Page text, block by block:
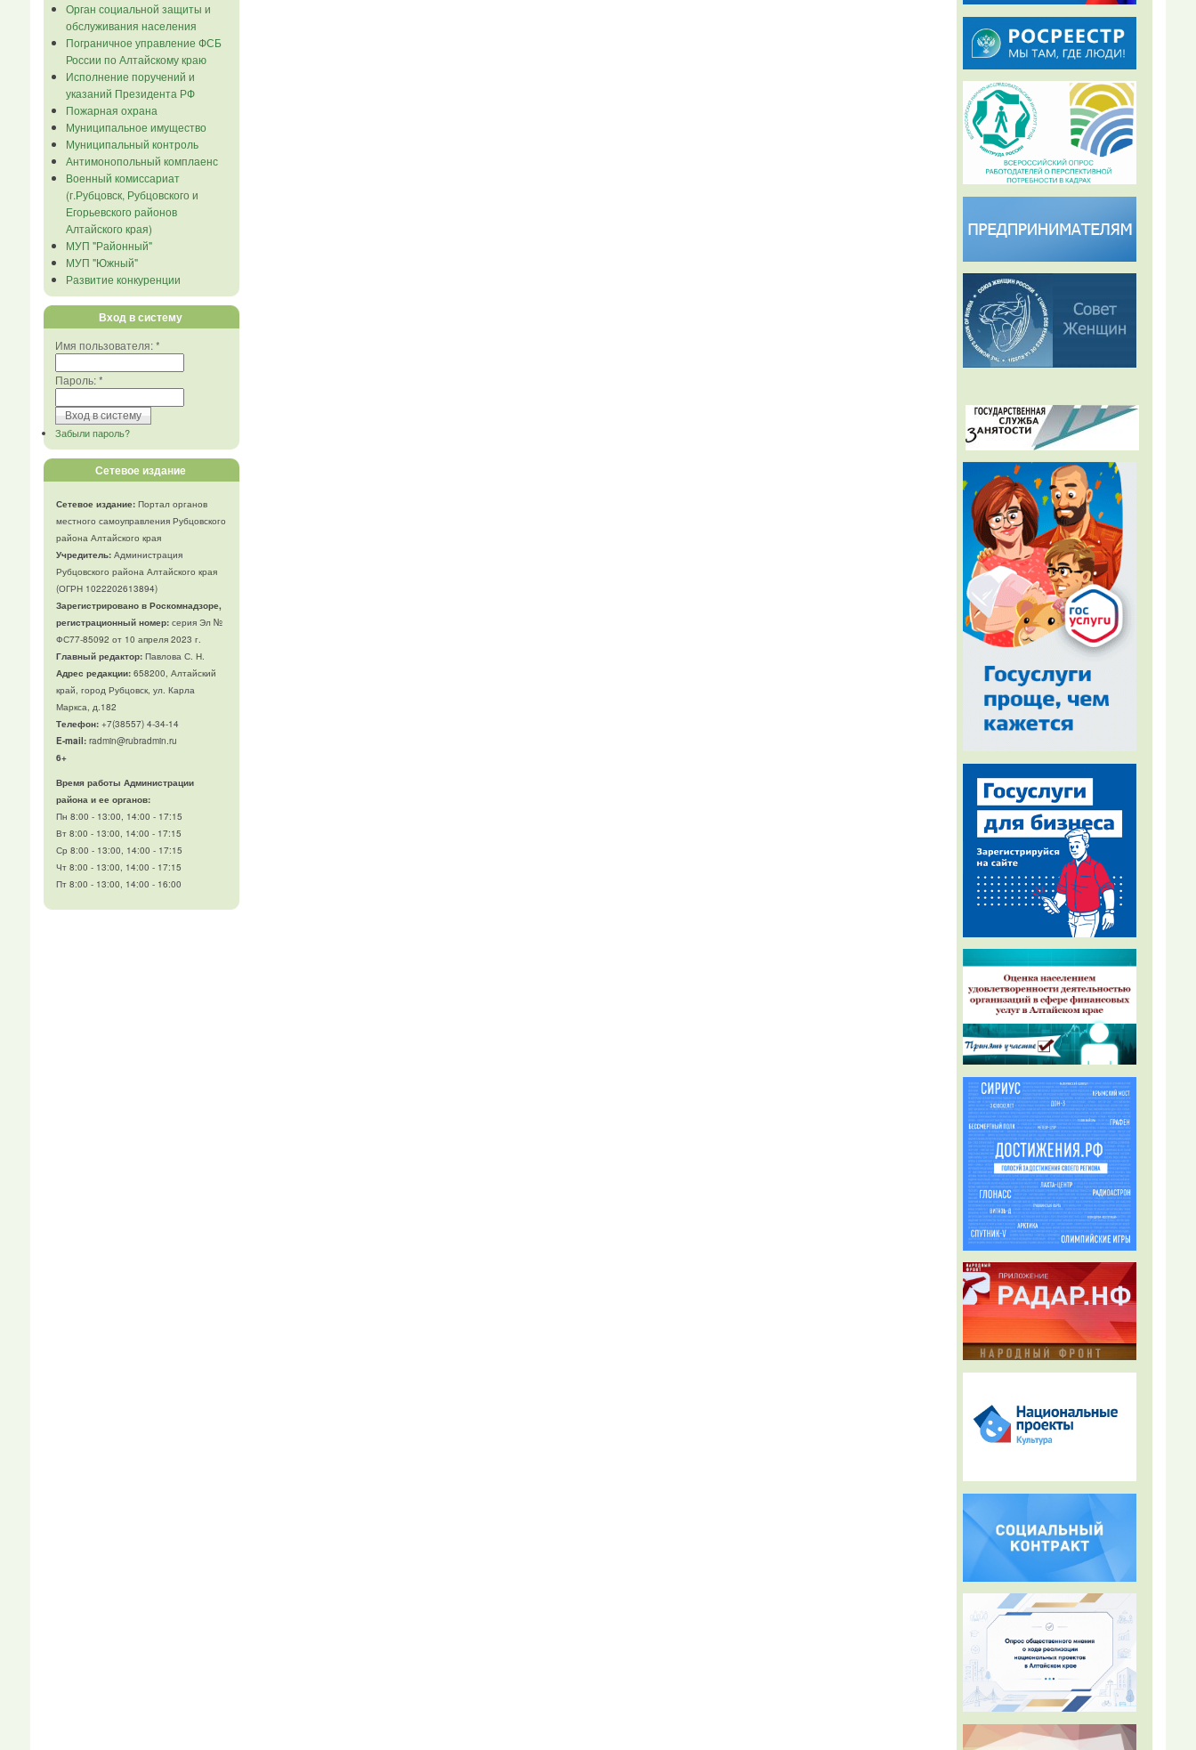
Орган социальной защиты и
обслуживания населения
Пограничное управление ФСБ
России по Алтайскому краю
Исполнение поручений и
указаний Президента РФ
Пожарная охрана
Муниципальное имущество
Муниципальный контроль
Антимонопольный комплаенс
Военный комиссариат
(г.Рубцовск, Рубцовского и
Егорьевского районов
Алтайского края)
МУП "Районный"
МУП "Южный"
Развитие конкуренции
Вход в систему
Имя пользователя:*
Пароль:*
Забыли пароль?
Сетевое издание
Сетевое издание:Портал органов
местного самоуправления Рубцовского
района Алтайского края
Учредитель:Администрация
Рубцовского района Алтайского края
(ОГРН 1022202613894)
Зарегистрировано в Роскомнадзоре,
регистрационный номер:серия Эл №
ФС77-85092 от 10 апреля 2023 г.
Главный редактор:Павлова С. Н.
Адрес редакции:658200, Алтайский
край, город Рубцовск, ул. Карла
Маркса, д.182
Телефон:+7(38557) 4-34-14
E-mail:radmin@rubradmin.ru
6+
Время работы Администрации
района и ее органов:
Пн 8:00 - 13:00, 14:00 - 17:15
Вт 8:00 - 13:00, 14:00 - 17:15
Ср 8:00 - 13:00, 14:00 - 17:15
Чт 8:00 - 13:00, 14:00 - 17:15
Пт 8:00 - 13:00, 14:00 - 16:00